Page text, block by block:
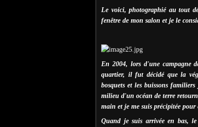
Le voici, photographié au tout
fenêtre de mon salon et je le
En 2004, lors d'une campagne
quartier, il fut décidé que la
bosquets et les buissons
milieu d'un océan de terre
main et je me suis précipitée pour
Quand je suis arrivée en bas,